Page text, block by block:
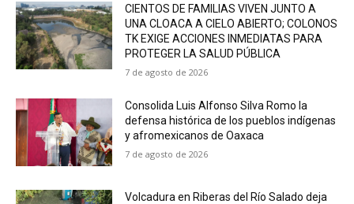
CIENTOS DE FAMILIAS VIVEN JUNTO A
UNA CLOACA A CIELO ABIERTO; COLONOS
TK EXIGE ACCIONES INMEDIATAS PARA
PROTEGER LA SALUD PÚBLICA
7 de agosto de 2026
Consolida Luis Alfonso Silva Romo la
defensa histórica de los pueblos indígenas
y afromexicanos de Oaxaca
7 de agosto de 2026
Volcadura en Riberas del Río Salado deja